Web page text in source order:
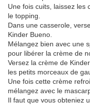
Une fois cuits, laissez les
le topping.
Dans une casserole,
Kinder Bueno.
Mélangez bien avec une
pour libérer la crème de
Versez la crème de
les petits morceaux de
Une fois cette crème
mélangez avec le
Il faut que vous obteniez